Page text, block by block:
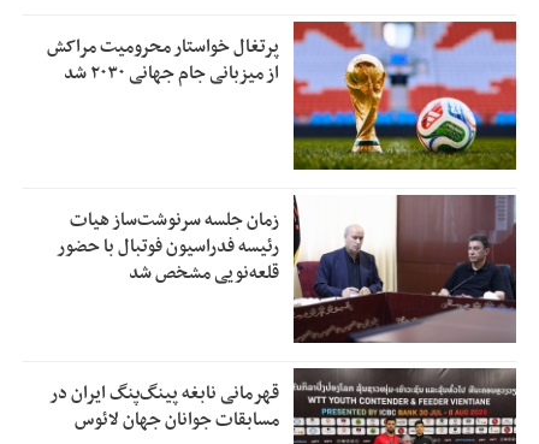
پرتغال خواستار محرومیت مراکش
از میزبانی جام جهانی ۲۰۳۰ شد
زمان جلسه سرنوشت‌ساز هیات
رئیسه فدراسیون فوتبال با حضور
قلعه‌نویی مشخص شد
قهرمانی نابغه پینگ‌پنگ ایران در
مسابقات جوانان جهان لائوس